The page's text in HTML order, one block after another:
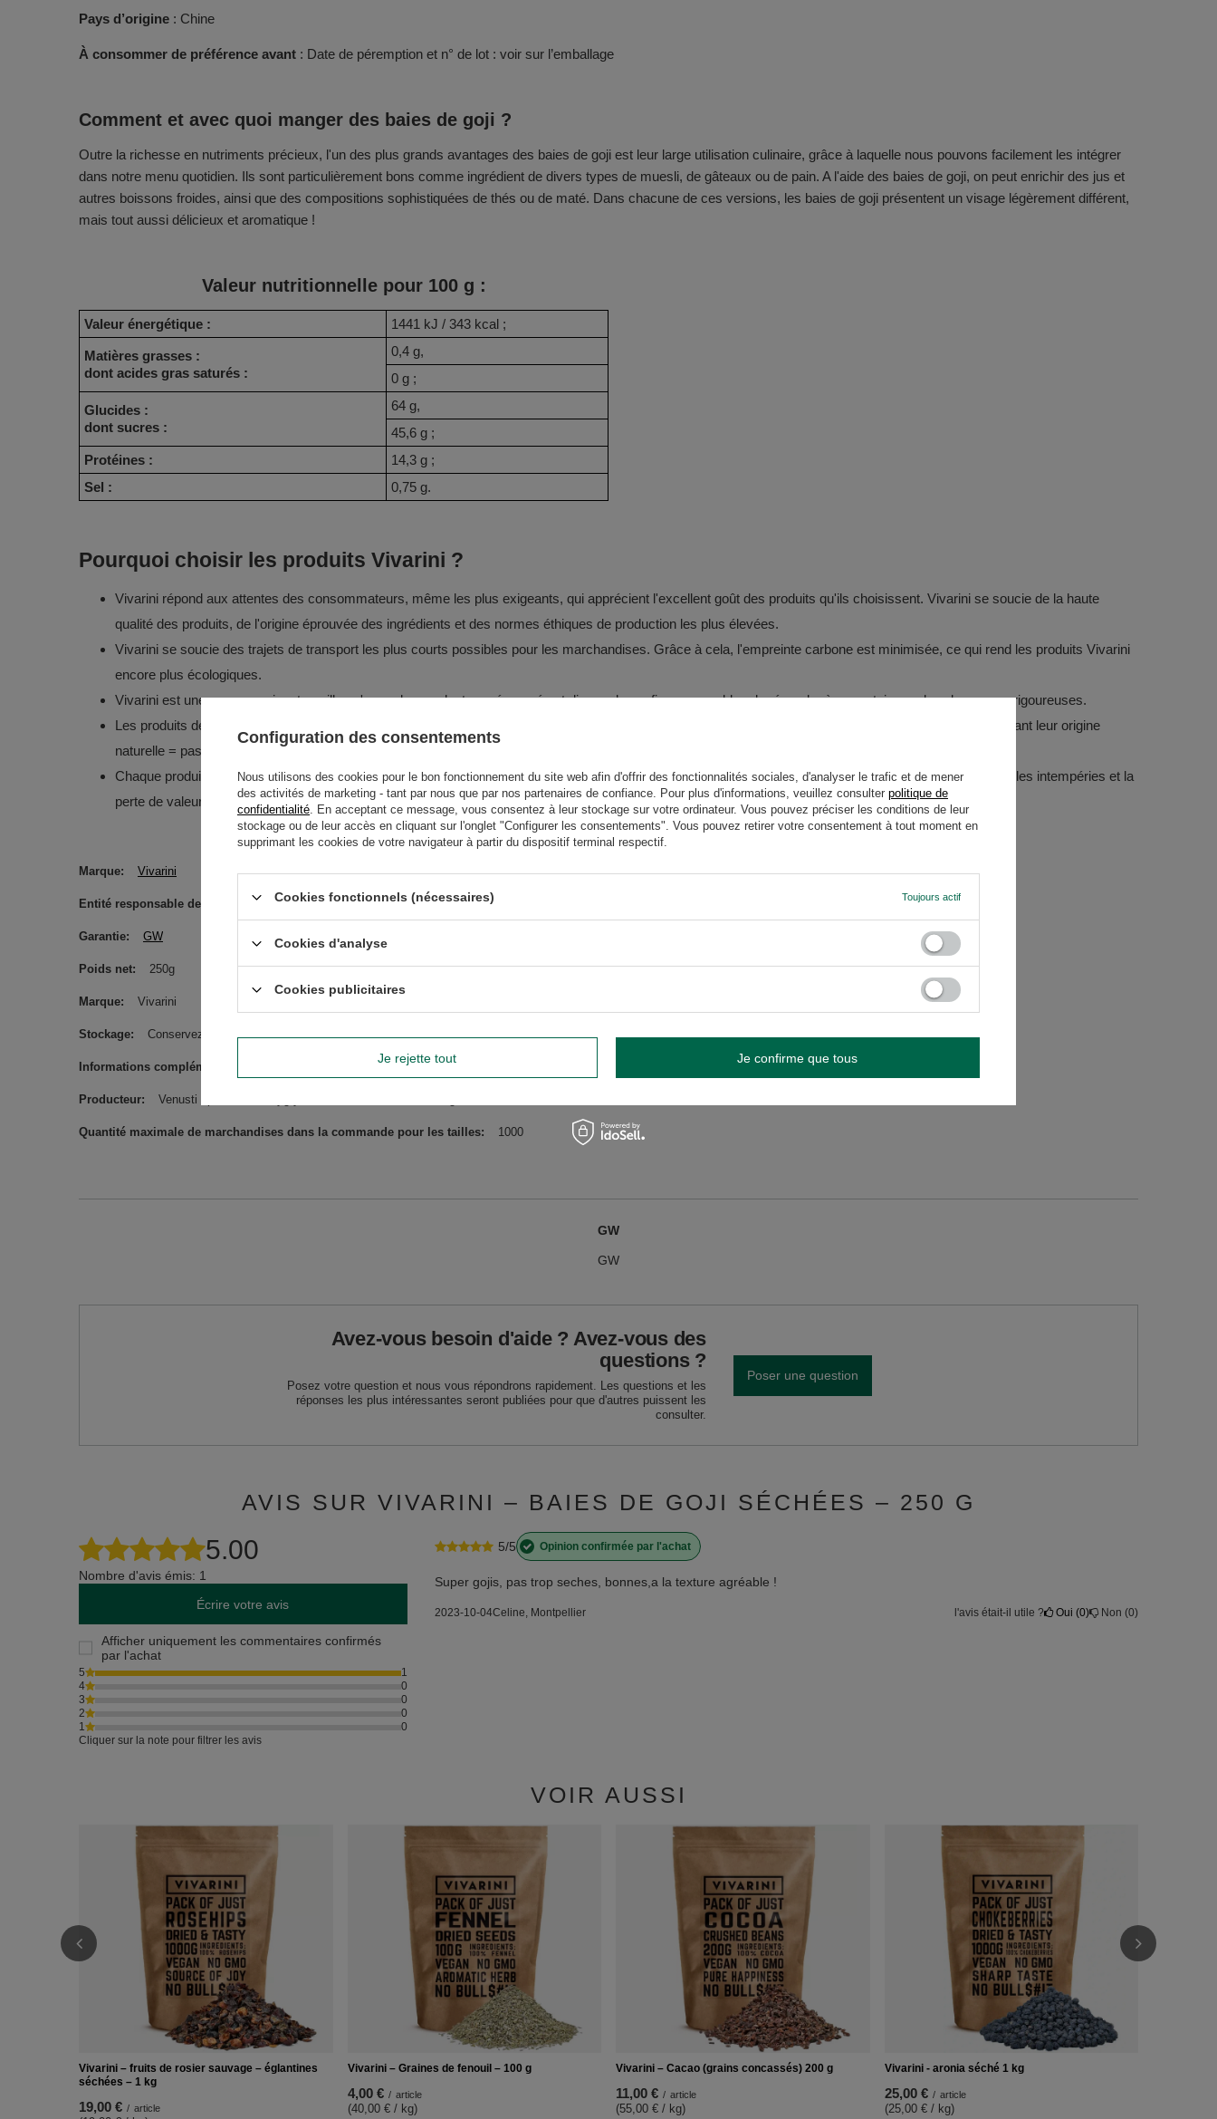
Pays d’origine : Chine
À consommer de préférence avant : Date de péremption et n° de lot : voir sur l’emballage
Comment et avec quoi manger des baies de goji ?
Outre la richesse en nutriments précieux, l'un des plus grands avantages des baies de goji est leur large utilisation culinaire, grâce à laquelle nous pouvons facilement les intégrer
dans notre menu quotidien. Ils sont particulièrement bons comme ingrédient de divers types de muesli, de gâteaux ou de pain. A l'aide des baies de goji, on peut enrichir des jus et
autres boissons froides, ainsi que des compositions sophistiquées de thés ou de maté. Dans chacune de ces versions, les baies de goji présentent un visage légèrement différent,
mais tout aussi délicieux et aromatique !
Valeur nutritionnelle pour 100 g :
Valeur énergétique : 1441 kJ / 343 kcal ;
Matières grasses :
dont acides gras saturés :
0,4 g,
0 g ;
Glucides :
dont sucres :
64 g,
45,6 g ;
Protéines :
14,3 g ;
Sel :
0,75 g.
Pourquoi choisir les produits Vivarini ?
Vivarini répond aux attentes des consommateurs, même les plus exigeants, qui apprécient l'excellent goût des produits qu'ils choisissent. Vivarini se soucie de la haute
qualité des produits, de l'origine éprouvée des ingrédients et des normes éthiques de production les plus élevées.
Vivarini se soucie des trajets de transport les plus courts possibles pour les marchandises. Grâce à cela, l'empreinte carbone est minimisée, ce qui rend les produits Vivarini
encore plus écologiques.
Vivarini est une marque qui ne travaille qu'avec des producteurs éprouvés et dignes de confiance, capables de répondre à un certain nombre de normes rigoureuses.
Les produits de la marque Vivarini ont obtenu les certificats de qualité appropriés confirmant le respect des exigences de sécurité alimentaire et garantissant leur origine
naturelle = pas d'OGM !
Chaque produit commandé est emballé dans un emballage hermétique adapté à la conservation des aliments, qui protège parfaitement le contenu contre les intempéries et la
perte de valeurs précieuses.
Marque Vivarini
Entité responsable de ce produit dans l'UE Venusti sp. z o.o. plus..
Garantie GW
Poids net 250g
Marque Vivarini
Stockage Conservez dans un endroit sec et frais.
Informations complémentaires Peut contenir des arachides, d'autres fruits à coque et du lait.
Producteur Venusti sp. z o.o. ul. Tygrysia 6a, 21-040 Świdnik, Pologne NIP: 6121860348 REGON: 366578876 info@venusti.eu
Quantité maximale de marchandises dans la commande pour les tailles 1000
GW
GW
Avez-vous besoin d'aide ? Avez-vous des
questions ?
Posez votre question et nous vous répondrons rapidement. Les questions et les
réponses les plus intéressantes seront publiées pour que d'autres puissent les
consulter.
Poser une question
AVIS SUR VIVARINI – BAIES DE GOJI SÉCHÉES – 250 G
5.00
Nombre d'avis émis: 1
Écrire votre avis
Afficher uniquement les commentaires confirmés
par l'achat
5
1
4
0
3
0
2
0
1
0
Cliquer sur la note pour filtrer les avis
5/5 Opinion confirmée par l'achat
Super gojis, pas trop seches, bonnes,a la texture agréable !
2023-10-04Celine, Montpellier l'avis était-il utile ? Oui 0 Non 0
VOIR AUSSI
Vivarini – fruits de rosier sauvage – églantines
séchées – 1 kg
19,00 € / article
Vivarini – Graines de fenouil – 100 g
4,00 € / article
(40,00 € / kg)
Vivarini – Cacao (grains concassés) 200 g
11,00 € / article
(55,00 € / kg)
Vivarini - aronia séché 1 kg
25,00 € / article
(25,00 € / kg)
Configuration des consentements
Nous utilisons des cookies pour le bon fonctionnement du site web afin d'offrir des fonctionnalités sociales, d'analyser le trafic et de mener
des activités de marketing - tant par nous que par nos partenaires de confiance. Pour plus d'informations, veuillez consulter politique de
confidentialité. En acceptant ce message, vous consentez à leur stockage sur votre ordinateur. Vous pouvez préciser les conditions de leur
stockage ou de leur accès en cliquant sur l'onglet "Configurer les consentements". Vous pouvez retirer votre consentement à tout moment en
supprimant les cookies de votre navigateur à partir du dispositif terminal respectif.
Cookies fonctionnels (nécessaires) Toujours actif
Cookies d'analyse
Cookies publicitaires
Je rejette tout Je confirme que tous